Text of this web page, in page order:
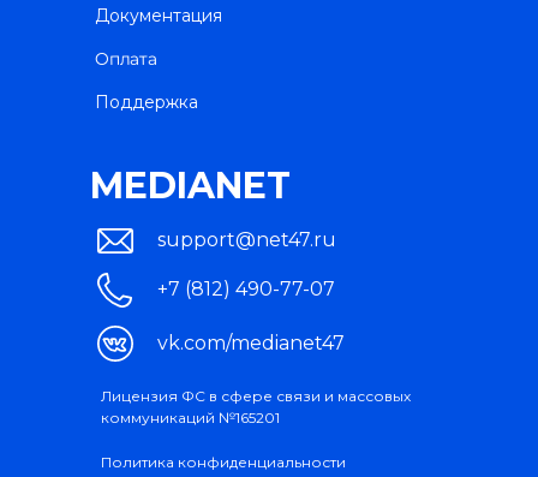
Политика конфиденциальности
Лицензия ФС в сфере связи и массовых
коммуникаций №165201
support@net47.ru
+7 (812) 490-77-07
MEDIANET
Поддержка
Оплата
Документация
vk.com/medianet47